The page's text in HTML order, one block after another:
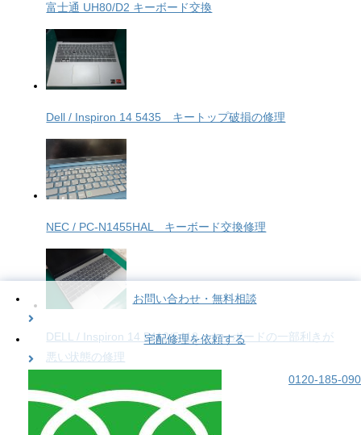
富士通 UH80/D2 キーボード交換
Dell / Inspiron 14 5435 キートップ破損の修理
NEC / PC-N1455HAL キーボード交換修理
DELL / Inspiron 14 5410/5418 キーボードの一部利きが
悪い状態の修理
お問い合わせ・無料相談
宅配修理を依頼する
0120-185-090